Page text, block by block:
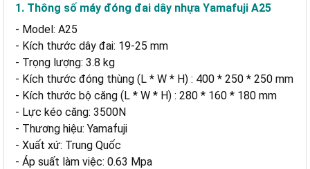
a. Thiết kế máy đai dây nhựa bền chắc
b. Hiệu suất cao với công nghệ khí nén
c. Dễ sử dụng, bảo trì
d. Linh hoạt, phù hợp nhiều ứng dụng
1. Thông số máy đóng đai dây nhựa Yamafuji A25
- Model: A25
- Kích thước dây đai: 19-25 mm
- Trọng lượng: 3.8 kg
- Kích thước đóng thùng (L * W * H) : 400 * 250 * 250 mm
- Kích thước bộ căng (L * W * H) : 280 * 160 * 180 mm
- Lực kéo căng: 3500N
- Thương hiệu: Yamafuji
- Xuất xứ: Trung Quốc
- Áp suất làm việc: 0.63 Mpa